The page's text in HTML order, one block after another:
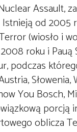
Istnieją od 2005
(wiosło i
roku i
podczas
You Bosch,
porcją
oblicza